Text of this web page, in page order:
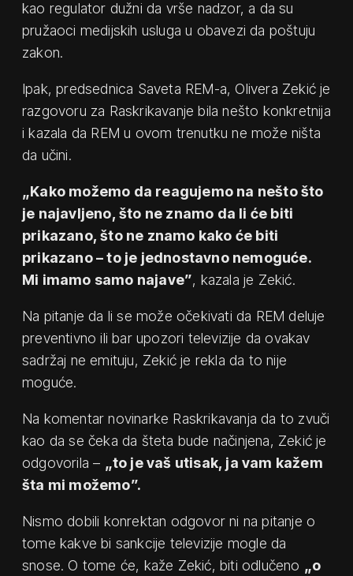
kao regulator dužni da vrše nadzor, a da su
pružaoci medijskih usluga u obavezi da poštuju
zakon.
Ipak, predsednica Saveta REM-a, Olivera Zekić je
razgovoru za Raskrikavanje bila nešto konkretnija
i kazala da REM u ovom trenutku ne može ništa
da učini.
„Kako možemo da reagujemo na nešto što
je najavljeno, što ne znamo da li će biti
prikazano, što ne znamo kako će biti
prikazano – to je jednostavno nemoguće.
Mi imamo samo najave”, kazala je Zekić.
Na pitanje da li se može očekivati da REM deluje
preventivno ili bar upozori televizije da ovakav
sadržaj ne emituju, Zekić je rekla da to nije
moguće.
Na komentar novinarke Raskrikavanja da to zvuči
kao da se čeka da šteta bude načinjena, Zekić je
odgovorila – „to je vaš utisak, ja vam kažem
šta mi možemo”.
Nismo dobili konrektan odgovor ni na pitanje o
tome kakve bi sankcije televizije mogle da
snose. O tome će, kaže Zekić, biti odlučeno „o